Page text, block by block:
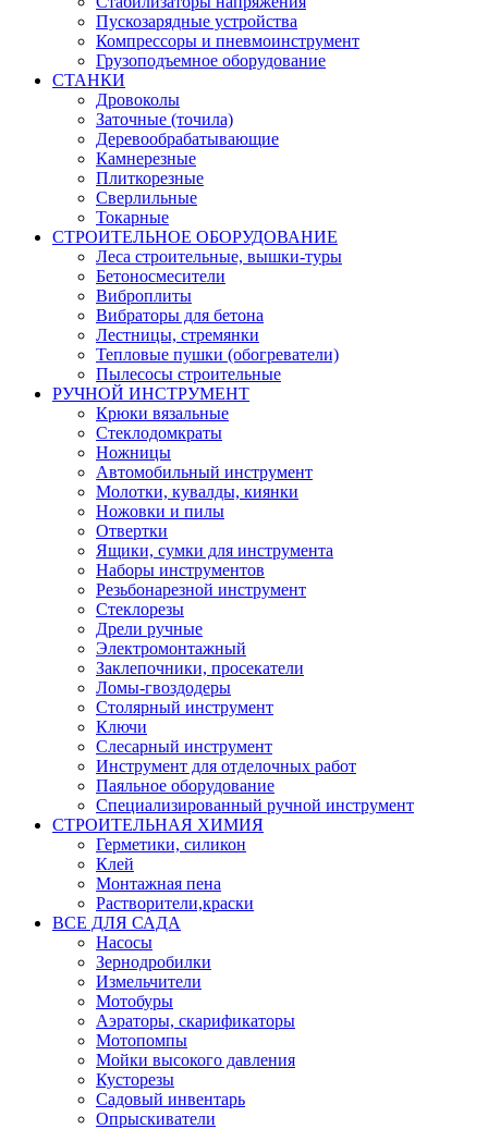
Пускозарядные устройства
Компрессоры и пневмоинструмент
Грузоподъемное оборудование
СТАНКИ
Дровоколы
Заточные (точила)
Деревообрабатывающие
Камнерезные
Плиткорезные
Сверлильные
Токарные
СТРОИТЕЛЬНОЕ ОБОРУДОВАНИЕ
Леса строительные, вышки-туры
Бетоносмесители
Виброплиты
Вибраторы для бетона
Лестницы, стремянки
Тепловые пушки (обогреватели)
Пылесосы строительные
РУЧНОЙ ИНСТРУМЕНТ
Крюки вязальные
Стеклодомкраты
Ножницы
Автомобильный инструмент
Молотки, кувалды, киянки
Ножовки и пилы
Отвертки
Ящики, сумки для инструмента
Наборы инструментов
Резьбонарезной инструмент
Стеклорезы
Дрели ручные
Электромонтажный
Заклепочники, просекатели
Ломы-гвоздодеры
Столярный инструмент
Ключи
Слесарный инструмент
Инструмент для отделочных работ
Паяльное оборудование
Специализированный ручной инструмент
СТРОИТЕЛЬНАЯ ХИМИЯ
Герметики, силикон
Клей
Монтажная пена
Растворители,краски
ВСЕ ДЛЯ САДА
Насосы
Зернодробилки
Измельчители
Мотобуры
Аэраторы, скарификаторы
Мотопомпы
Мойки высокого давления
Кусторезы
Садовый инвентарь
Опрыскиватели